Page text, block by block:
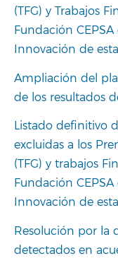
(TFG) y Trabajos
Fundación
Innovación de
Ampliación del
de los resultados
Listado definitivo
excluidas a los
(TFG) y trabajos
Fundación
Innovación de
Resolución por la
detectados en